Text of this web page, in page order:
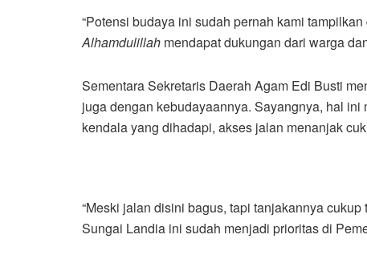
“Potensi budaya ini sudah pernah kami
Alhamdulillah mendapat dukungan dari warga
Sementara Sekretaris Daerah Agam Edi Busti
juga dengan kebudayaannya. Sayangnya, hal
kendala yang dihadapi, akses jalan menanjak
“Meski jalan disini bagus, tapi tanjakannya
Sungai Landia ini sudah menjadi prioritas di